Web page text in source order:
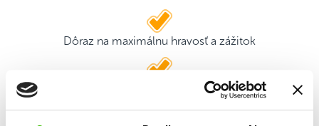
Dôraz na maximálnu hravosť a zážitok
2 kvalifikovaní tréneri